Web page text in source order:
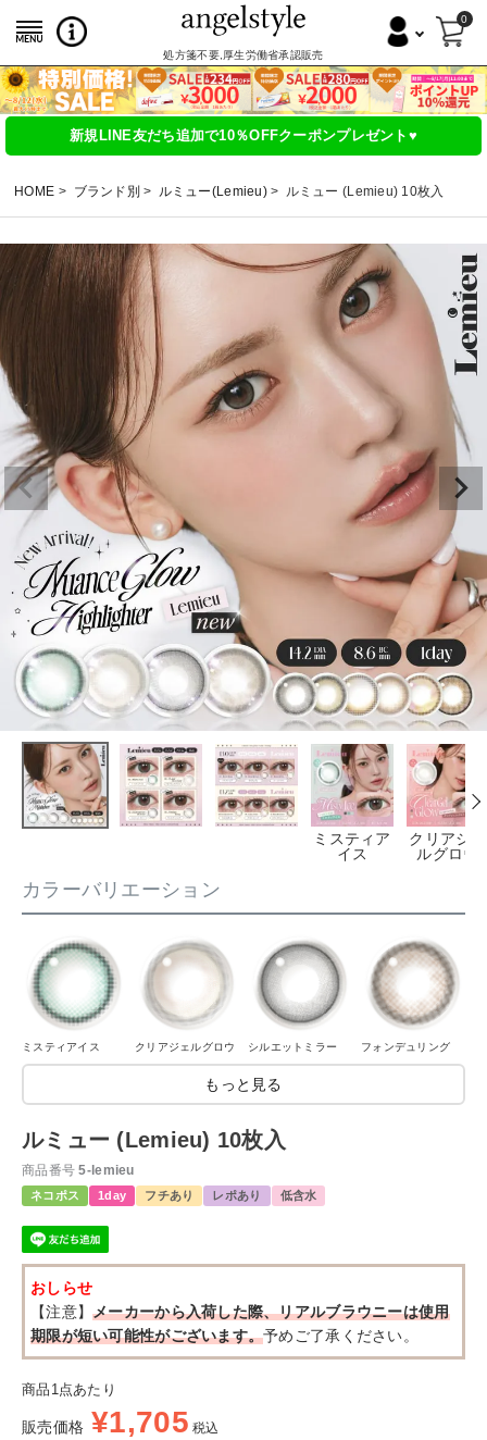
処方箋不要,厚生労働省承認販売
0
新規LINE友だち追加で10％OFFクーポンプレゼント♥
HOME ブランド別 ルミュー(Lemieu) ルミュー (Lemieu) 10枚入
ミスティア
イス
クリアジェ
ルグロウ
カラーバリエーション
ミスティアイス クリアジェルグロウ シルエットミラー フォンデュリング
もっと見る
ルミュー (Lemieu) 10枚入
商品番号 5-lemieu
ネコポス 1day フチあり レポあり 低含水
おしらせ
【注意】メーカーから入荷した際、リアルブラウニーは使用
期限が短い可能性がございます。予めご了承ください。
商品1点あたり
販売価格 ¥1,705 税込